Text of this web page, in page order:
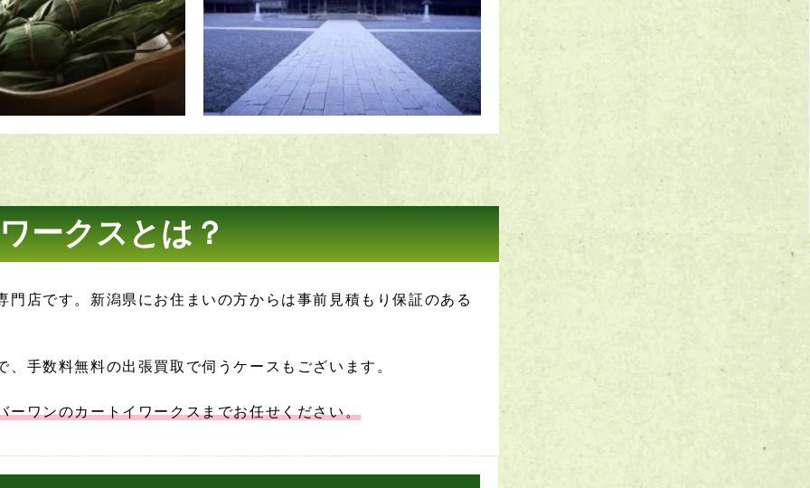
ークスとは？
店です。新潟県にお住まいの方からは事前見積もり保証のある
手数料無料の出張買取で伺うケースもございます。
ワンのカートイワークスまでお任せください。